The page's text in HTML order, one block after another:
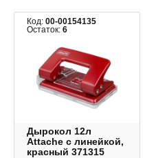
Код: 00-00154135
Остаток: 6
Дырокол 12л
Attache с линейкой,
красный 371315